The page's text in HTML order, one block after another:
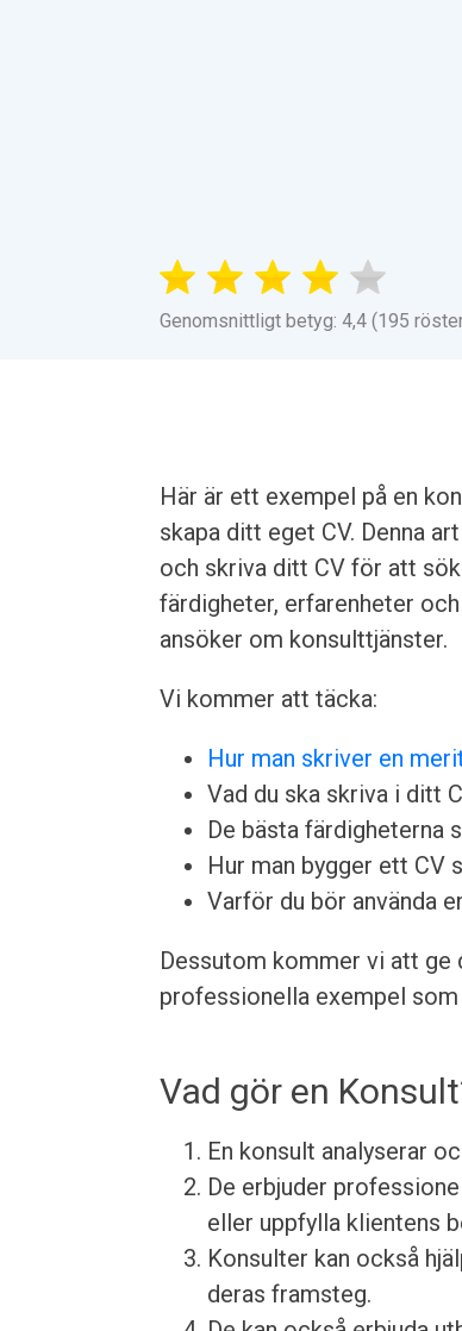
Genomsnittligt betyg: 4,4 (195
Här är ett exempel på en
skapa ditt eget CV. Denna
och skriva ditt CV för att
färdigheter, erfarenheter
ansöker om konsulttjänster.
Vi kommer att täcka:
Hur man skriver en
Vad du ska skriva i ditt
De bästa färdigheterna
Hur man bygger ett CV
Varför du bör använda
Dessutom kommer vi att ge
professionella exempel som
Vad gör en
En konsult analyserar
De erbjuder
eller uppfylla klientens
Konsulter kan också
deras framsteg.